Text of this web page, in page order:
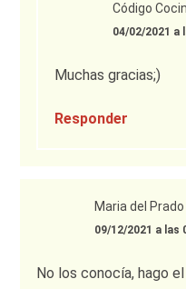
Código
04/02/2021 a
Muchas gracias;)
Responder
Maria del Prado
09/12/2021 a las
No los conocía, hago